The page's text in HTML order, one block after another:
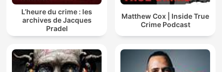
L’heure du crime : les
archives de Jacques
Pradel
Matthew Cox | Inside True
Crime Podcast